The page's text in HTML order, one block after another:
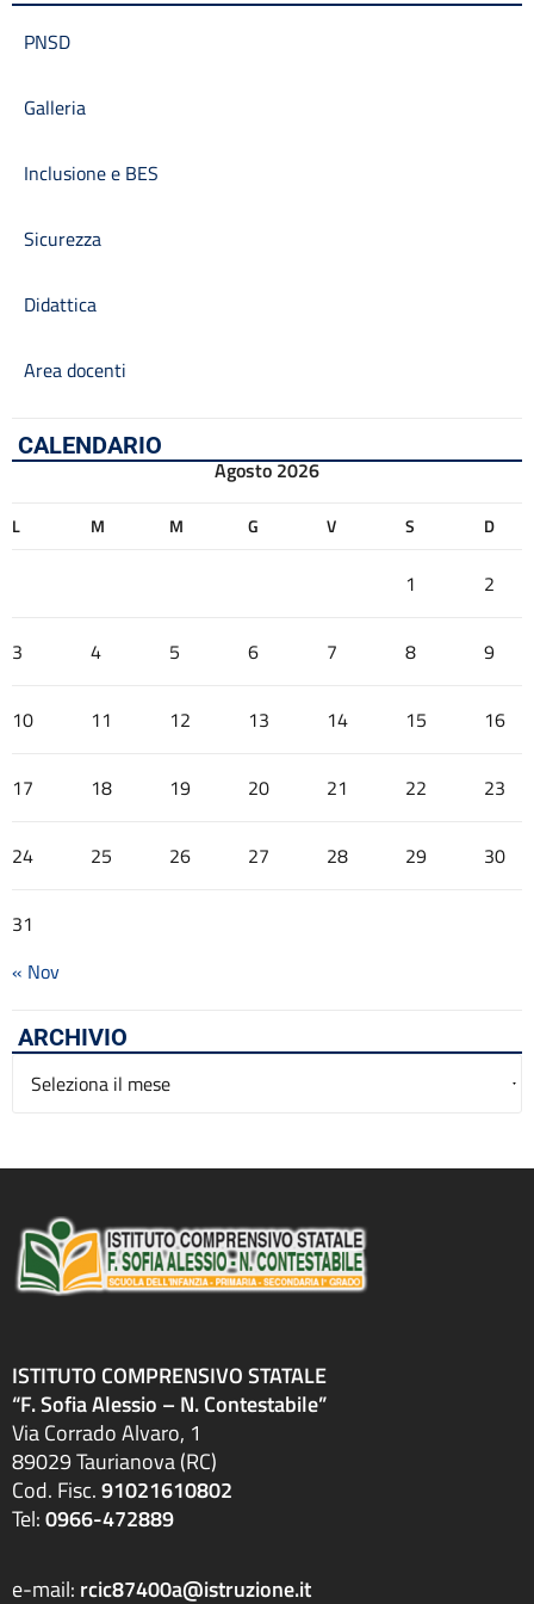
PNSD
Galleria
Inclusione e BES
Sicurezza
Didattica
Area docenti
CALENDARIO
Agosto 2026
L M M G V S D
1 2
3 4 5 6 7 8 9
10 11 12 13 14 15 16
17 18 19 20 21 22 23
24 25 26 27 28 29 30
31
« Nov
ARCHIVIO
Archivio
ISTITUTO COMPRENSIVO STATALE
“F. Sofia Alessio – N. Contestabile”
Via Corrado Alvaro, 1
89029 Taurianova (RC)
Cod. Fisc.91021610802
Tel:0966-472889
e-mail: rcic87400a@istruzione.it